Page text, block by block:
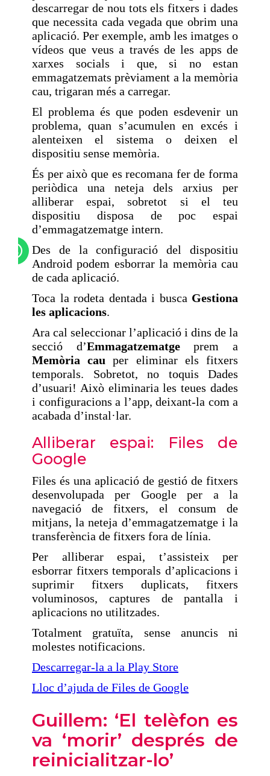
descarregar de nou tots els fitxers i dades
que necessita cada vegada que obrim una
aplicació. Per exemple, amb les imatges o
vídeos que veus a través de les apps de
xarxes socials i que, si no estan
emmagatzemats prèviament a la memòria
cau, trigaran més a carregar.
El problema és que poden esdevenir un
problema, quan s’acumulen en excés i
alenteixen el sistema o deixen el
dispositiu sense memòria.
És per això que es recomana fer de forma
periòdica una neteja dels arxius per
alliberar espai, sobretot si el teu
dispositiu disposa de poc espai
d’emmagatzematge intern.
Des de la configuració del dispositiu
Android podem esborrar la memòria cau
de cada aplicació.
Toca la rodeta dentada i busca Gestiona
les aplicacions.
Ara cal seleccionar l’aplicació i dins de la
secció d’Emmagatzematgeprem a
Memòria cau per eliminar els fitxers
temporals. Sobretot, no toquis Dades
d’usuari! Això eliminaria les teues dades
i configuracions a l’app, deixant-la com a
acabada d’instal·lar.
Alliberar espai: Files de
Google
Files és una aplicació de gestió de fitxers
desenvolupada per Google per a la
navegació de fitxers, el consum de
mitjans, la neteja d’emmagatzematge i la
transferència de fitxers fora de línia.
Per alliberar espai, t’assisteix per
esborrar fitxers temporals d’aplicacions i
suprimir fitxers duplicats, fitxers
voluminosos, captures de pantalla i
aplicacions no utilitzades.
Totalment gratuïta, sense anuncis ni
molestes notificacions.
Descarregar-la a la Play Store
Lloc d’ajuda de Files de Google
Guillem: ‘El telèfon es
va ‘morir’ després de
reinicialitzar-lo’